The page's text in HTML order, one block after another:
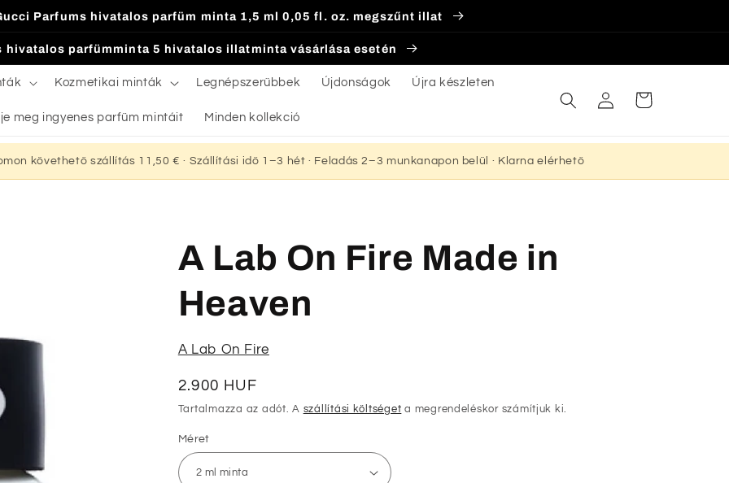
Parfums hivatalos parfüm minta 1,5 ml 0,05 fl. oz. megszűnt illat
hivatalos parfümminta 5 hivatalos illatminta vásárlása esetén
Kozmetikai minták Legnépszerűbbek Újdonságok Újra készleten
meg ingyenes parfüm mintáit Minden kollekció
Bejelentkezés
Kosár
követhető szállítás 11,50 € · Szállítási idő 1–3 hét · Feladás 2–3 munkanapon belül · Klarna elérhető
A Lab On Fire Made in
Heaven
A Lab On Fire
Normál
ár
2.900 HUF
Tartalmazza az adót. A szállítási költséget a megrendeléskor számítjuk ki.
Méret